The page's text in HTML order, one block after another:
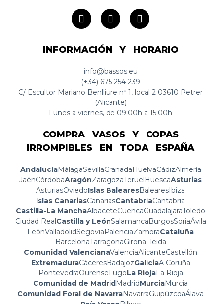
INFORMACIÓN Y HORARIO
info@bassos.eu
(+34) 675 254 239
C/ Escultor Mariano Benlliure nº 1, local 2 03610 Petrer
(Alicante)
Lunes a viernes, de 09:00h a 15:00h
COMPRA VASOS Y COPAS
IRROMPIBLES EN TODA ESPAÑA
AndalucíaMálagaSevillaGranada HuelvaCádizAlmería
JaénCórdobaAragónZaragozaTeruel HuescaAsturias
AsturiasOviedoIslas BalearesBaleares Ibiza
Islas CanariasCanariasCantabriaCantabria
Castilla-La ManchaAlbaceteCuencaGuadalajaraToledo
Ciudad Real Castilla y LeónSalamanca BurgosSoriaÁvila
LeónValladolidSegovia PalenciaZamoraCataluña
BarcelonaTarragonaGirona Lleida
Comunidad ValencianaValenciaAlicanteCastellón
ExtremaduraCáceresBadajozGaliciaA Coruña
PontevedraOurense LugoLa RiojaLa Rioja
Comunidad de Madrid MadridMurciaMurcia
Comunidad Foral de NavarraNavarraGuipúzcoaÁlava